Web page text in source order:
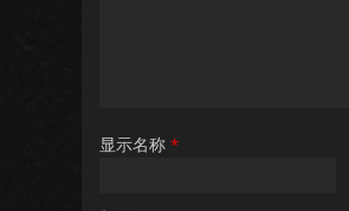
显示名称 *